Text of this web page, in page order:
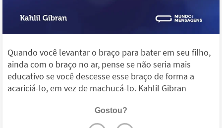
Quando você levantar o braço para bater em seu filho,
ainda com o braço no ar, pense se não seria mais
educativo se você descesse esse braço de forma a
acariciá-lo, em vez de machucá-lo. Kahlil Gibran
Gostou?